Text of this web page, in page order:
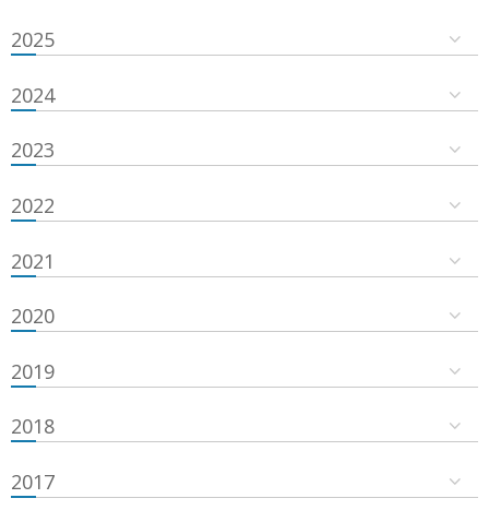
2025
2024
2023
2022
2021
2020
2019
2018
2017